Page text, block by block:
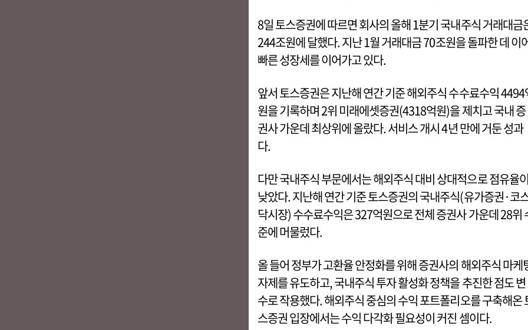
8일 토스증권에 따르면 회사의 올해 1분기 국내주식 거래대금
244조원에 달했다. 지난 1월 거래대금 70조원을 돌파한 데 이
빠른 성장세를 이어가고 있다.
앞서 토스증권은 지난해 연간 기준 해외주식 수수료수익 4494
원을 기록하며 2위 미래에셋증권(4318억원)을 제치고 국내 증
권사 가운데 최상위에 올랐다. 서비스 개시 4년 만에 거둔 성과
다.
다만 국내주식 부문에서는 해외주식 대비 상대적으로 점유율이
낮았다. 지난해 연간 기준 토스증권의 국내주식(유가증권·코
닥시장) 수수료수익은 327억원으로 전체 증권사 가운데 28위
준에 머물렀다.
올 들어 정부가 고환율 안정화를 위해 증권사의 해외주식 마케
자제를 유도하고, 국내주식 투자 활성화 정책을 추진한 점도 변
수로 작용했다. 해외주식 중심의 수익 포트폴리오를 구축해온
스증권 입장에서는 수익 다각화 필요성이 커진 셈이다.